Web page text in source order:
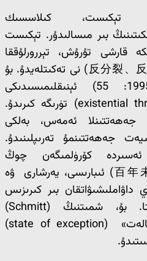
تېكىست، كىلاسسىك
بىر مىسالىدۇر. تېكىست
قارشى تۇرۇش، تېررورلۇققا
قارشى كۈرەش» (反分裂、反恐怖斗争) نى تەكىتلەيدۇ. بۇ
سۆزلەملەر، ۋېۋېرنىڭ (1995: 55) ئېنىقلىمىسىدىكى
«مەۋجۇدلۇق خەۋپى» (existential threat) تۈرىگە كىرىدۇ.
ئەمەس، بەلكى
جەھەتتىنمۇ تەرىپلىنىدۇ.
ئەسىردە كۆرۈلمىگەن چوڭ
ئۆزگىرىش» (百年未有之大变局) ئىبارىسى، يەرشارى ۋە
بىر كىرىزىس
تۇيغۇسىنى پەيدا قىلماقتا. بۇ، شمىتنىڭ (Schmitt)
(1932/2007) «ئالاھىدە ھالەت» (state of exception)